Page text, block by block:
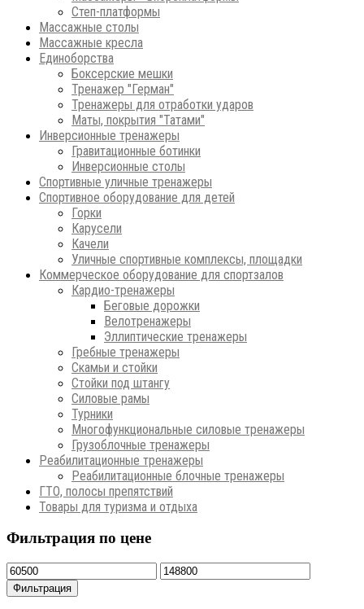
Степ-платформы
Массажные столы
Массажные кресла
Единоборства
Боксерские мешки
Тренажер "Герман"
Тренажеры для отработки ударов
Маты, покрытия "Татами"
Инверсионные тренажеры
Гравитационные ботинки
Инверсионные столы
Спортивные уличные тренажеры
Спортивное оборудование для детей
Горки
Карусели
Качели
Уличные спортивные комплексы, площадки
Коммерческое оборудование для спортзалов
Кардио-тренажеры
Беговые дорожки
Велотренажеры
Эллиптические тренажеры
Гребные тренажеры
Скамьи и стойки
Стойки под штангу
Силовые рамы
Турники
Многофункциональные силовые тренажеры
Грузоблочные тренажеры
Реабилитационные тренажеры
Реабилитационные блочные тренажеры
ГТО, полосы препятствий
Товары для туризма и отдыха
Фильтрация по цене
Минимальная
цена
Максимальная
цена
Фильтрация